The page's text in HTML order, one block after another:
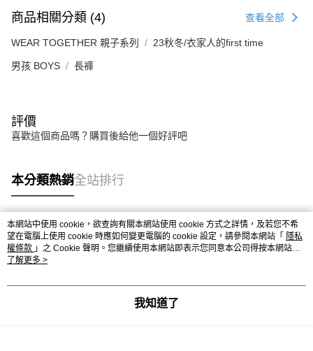
商品相關分類 (4) 查看全部
WEAR TOGETHER 親子系列 23秋冬/衣家人的first time
男孩 BOYS 長褲
評價
喜歡這個商品嗎？購買後給他一個好評吧
本分類熱銷全站排行
熱門標籤
本網站中使用 cookie，欲查詢有關本網站使用 cookie 方式之詳情，及若您不希
望在電腦上使用 cookie 時應如何變更電腦的 cookie 設定，請參閱本網站「 隱私
權條款 」之 Cookie 聲明。您繼續使用本網站即表示您同意本公司得按本網站使
用條款之 Cookie 聲明使用 cookie。
了解更多 >
我知道了